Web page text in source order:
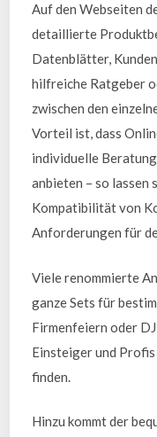
Auf den Webseiten
detaillierte
Datenblätter,
hilfreiche Ratgeber
zwischen den
Vorteil ist, dass
individuelle
anbieten – so lassen
Kompatibilität von
Anforderungen für
Viele renommierte
ganze Sets für
Firmenfeiern oder
Einsteiger und
finden.
Hinzu kommt der